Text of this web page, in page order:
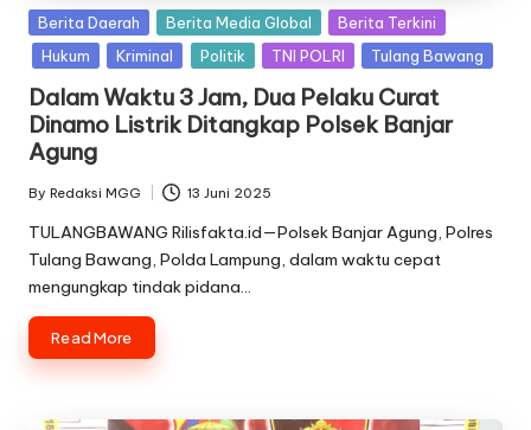
Posted
in
Berita Daerah Berita Media Global
Berita Terkini
Hukum
Kriminal Politik TNI POLRI Tulang Bawang
Dalam Waktu 3 Jam, Dua Pelaku Curat
Dinamo Listrik Ditangkap Polsek Banjar
Agung
Posted
by
By Redaksi MGG 13 Juni 2025
TULANGBAWANG Rilisfakta.id—Polsek Banjar Agung, Polres
Tulang Bawang, Polda Lampung, dalam waktu cepat
mengungkap tindak pidana…
Read More